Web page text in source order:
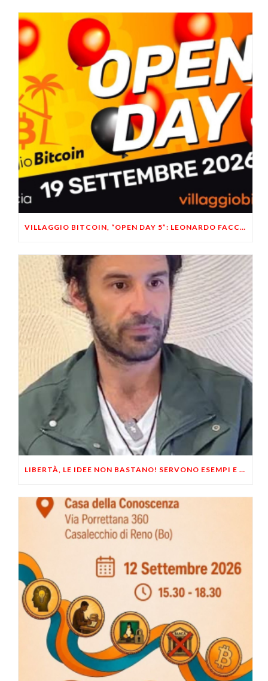
VILLAGGIO BITCOIN, “OPEN DAY 5”: LEONARDO FACCO OSPITE A BRESCIA
LIBERTÀ, LE IDEE NON BASTANO! SERVONO ESEMPI E UN PO’ DI COERENZA